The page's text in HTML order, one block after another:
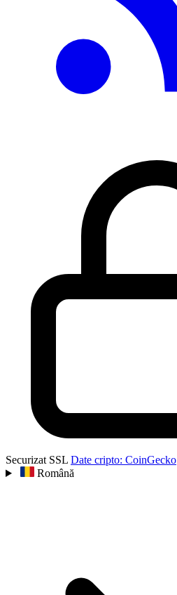
Securizat SSL Date cripto: CoinGecko
Română